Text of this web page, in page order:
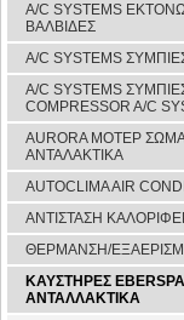
A/C SYSTEMS
ΒΑΛΒΙΔΕΣ
A/C SYSTEMS
A/C SYSTEMS
COMPRESSOR A/C
AURORA ΜΟΤΕΡ
ΑΝΤΑΛΑΚΤΙΚΑ
AUTOCLIMA AIR
ΑΝΤΙΣΤΑΣΗ
ΘΕΡΜΑΝΣΗ/
ΚΑΥΣΤΗΡΕΣ
ΑΝΤΑΛΛΑΚΤΙΚΑ